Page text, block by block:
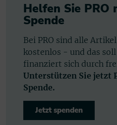
Helfen Sie PRO
Spende
Bei PRO sind alle
kostenlos - und das soll
finanziert sich durch
Unterstützen Sie jetzt
Spende.
Jetzt spenden